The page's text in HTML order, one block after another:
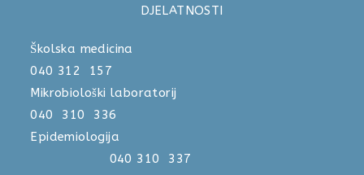
DJELATNOSTI
Školska medicina
040 312 157
Mikrobiološki laboratorij
040 310 336
Epidemiologija
040 310 337